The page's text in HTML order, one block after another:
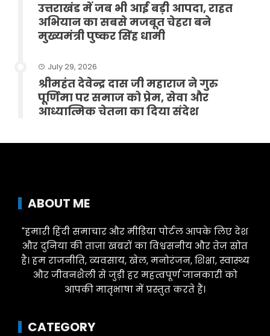
उत्तराखंड में जब भी आई बड़ी आपदा, राहत
अभियान का सबसे मजबूत चेहरा बने
मुख्यमंत्री पुष्कर सिंह धामी
July 29, 2026
श्रीमहंत देवेन्द्र दास जी महाराज ने गुरु
पूर्णिमा पर समाज को प्रेम, सेवा और
आध्यात्मिक चेतना का दिया संदेश
ABOUT ME
"हमारी हिंदी समाचार और मीडिया पोर्टल आपके लिए देश
और दुनिया की ताज़ा खबरों का विश्वसनीय और तेज़ स्रोत
है। हम राजनीति, व्यवसाय, खेल, मनोरंजन, शिक्षा, स्वास्थ्य
और जीवनशैली से जुड़ी हर महत्वपूर्ण जानकारी को
आपकी मातृभाषा में प्रस्तुत करते हैं।
CATEGORY